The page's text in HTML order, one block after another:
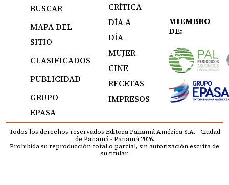
BUSCAR
MAPA DEL
SITIO
CLASIFICADOS
PUBLICIDAD
GRUPO
EPASA
CRÍTICA
DÍA A
DÍA
MUJER
CINE
RECETAS
IMPRESOS
MIEMBRO
DE:
Todos los derechos reservados Editora Panamá América S.A. - Ciudad
de Panamá - Panamá 2026.
Prohibida su reproducción total o parcial, sin autorización escrita de
su titular.